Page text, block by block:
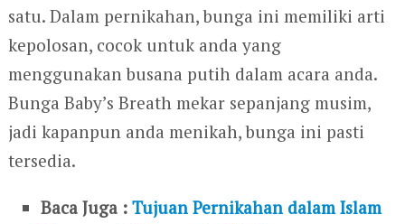
satu. Dalam pernikahan, bunga ini memiliki arti
kepolosan, cocok untuk anda yang
menggunakan busana putih dalam acara anda.
Bunga Baby’s Breath mekar sepanjang musim,
jadi kapanpun anda menikah, bunga ini pasti
tersedia.
Baca Juga :Tujuan Pernikahan dalam Islam